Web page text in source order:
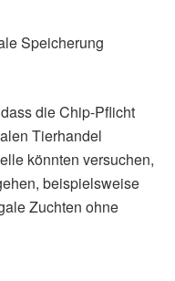
Speicherung
die Chip-Pflicht
Tierhandel
könnten versuchen,
beispielsweise
Zuchten ohne